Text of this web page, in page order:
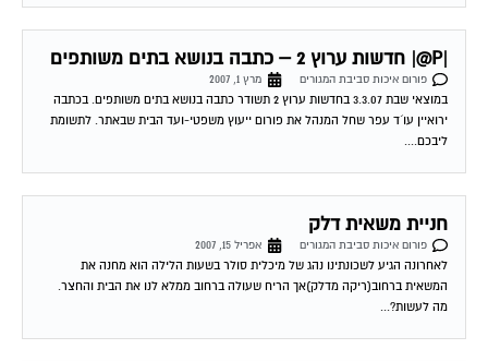
|P@| חדשות ערוץ 2 – כתבה בנושא בתים משותפים
פורום איכות סביבת המגורים
מרץ 1, 2007
במוצאי שבת 3.3.07 בחדשות ערוץ 2 תשודר כתבה בנושא בתים משותפים. בכתבה
ירואיין עו´ד עפר שחל המנהל את פורום ייעוץ משפטי-ועד הבית שבאתר. לתשומת
ליבכם....
חניית משאית דלק
פורום איכות סביבת המגורים
לאחרונה הגיע לשכונתינו נהג של מיכלית סולר בשעות הלילה הוא מחנה את
המשאית ברחוב(ריקה מדלק)אך הריח שעולה ברחוב ממלא לנו את הבית והחצר.
מה לעשות?...